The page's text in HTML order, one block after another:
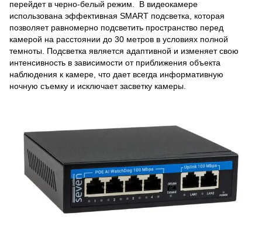
перейдет в черно-белый режим. В видеокамере
использована эффективная SMART подсветка, которая
позволяет равномерно подсветить пространство перед
камерой на расстоянии до 30 метров в условиях полной
темноты. Подсветка является адаптивной и изменяет свою
интенсивность в зависимости от приближения объекта
наблюдения к камере, что дает всегда информативную
ночную съемку и исключает засветку камеры.